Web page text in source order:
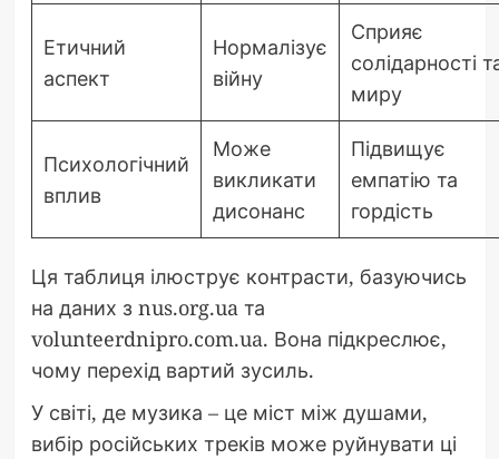
Етичний
аспект
Нормалізує
війну
Сприяє
солідарності
миру
Психологічний
вплив
Може
викликати
дисонанс
Підвищує
емпатію та
гордість
Ця таблиця ілюструє контрасти, базуючись
на даних з nus.org.ua та
volunteerdnipro.com.ua. Вона підкреслює,
чому перехід вартий зусиль.
У світі, де музика – це міст між душами,
вибір російських треків може руйнувати ці